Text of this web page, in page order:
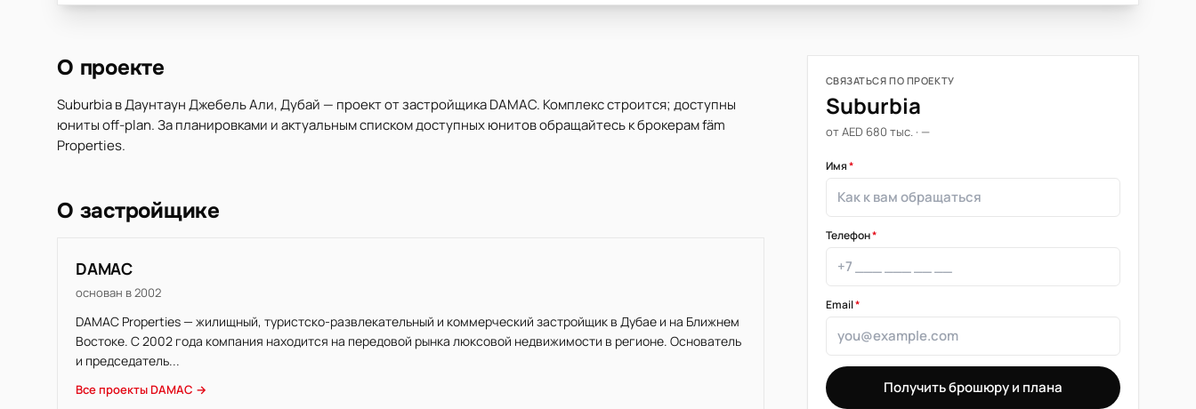
О проекте
Suburbia в Даунтаун Джебель Али, Дубай — проект от застройщика DAMAC. Комплекс строится; доступны
юниты off-plan. За планировками и актуальным списком доступных юнитов обращайтесь к брокерам fäm
Properties.
О застройщике
DAMAC
основан в 2002
DAMAC Properties — жилищный, туристско-развлекательный и коммерческий застройщик в Дубае и на Ближнем
Востоке. С 2002 года компания находится на передовой рынка люксовой недвижимости в регионе. Основатель
и председатель...
Все проекты DAMAC →
СВЯЗАТЬСЯ ПО ПРОЕКТУ
Suburbia
от AED 680 тыс. · —
Имя*
Телефон*
Email*
Получить брошюру и плана